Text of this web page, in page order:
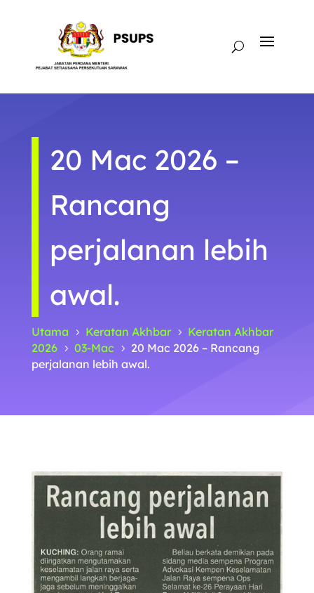
20 Mac 2026 –
Rancang
perjalanan lebih
awal.
Utama 5 Keratan Akhbar 5
Keratan Akhbar
2026
5 03-Mac 5
20 Mac 2026 – Rancang
perjalanan lebih awal.